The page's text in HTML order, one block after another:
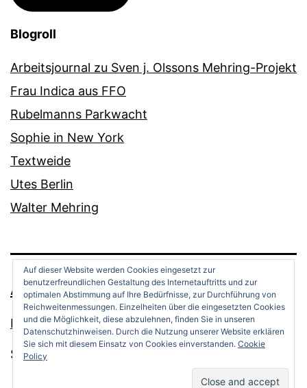
Blogroll
Arbeitsjournal zu Sven j. Olssons Mehring-Projekt
Frau Indica aus FFO
Rubelmanns Parkwacht
Sophie in New York
Textweide
Utes Berlin
Walter Mehring
Auf dieser Website werden Cookies eingesetzt zur
benutzerfreundlichen Gestaltung des Internetauftritts und zur
optimalen Abstimmung auf Ihre Bedürfnisse, zur Durchführung von
Reichweitenmessungen. Einzelheiten über die eingesetzten Cookies
und die Möglichkeit, diese abzulehnen, finden Sie in unseren
Datenschutzhinweisen. Durch die Nutzung unserer Website erklären
Sie sich mit diesem Einsatz von Cookies einverstanden. Cookie
Policy
ANDREAS OPPERMANN
Datenschutz
Stolz präsentiert von